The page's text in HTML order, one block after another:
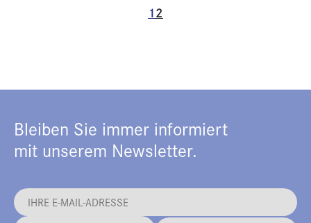
12
Bleiben Sie immer informiert
mit unserem Newsletter.